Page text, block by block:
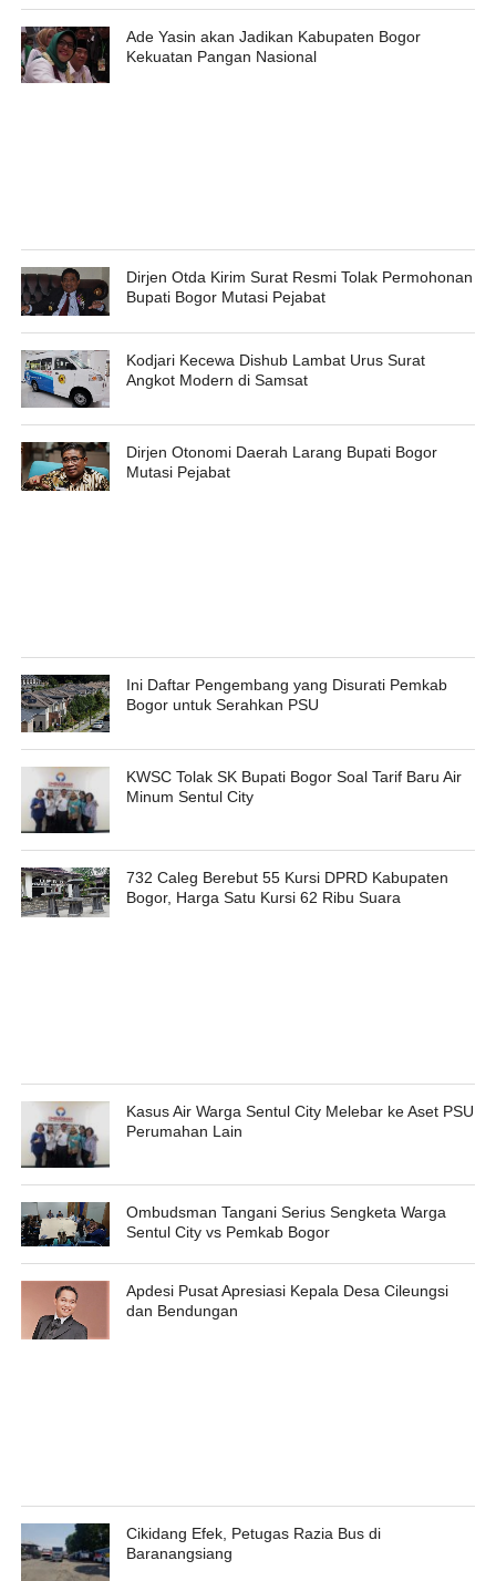
Ade Yasin akan Jadikan Kabupaten Bogor
Kekuatan Pangan Nasional
Dirjen Otda Kirim Surat Resmi Tolak Permohonan
Bupati Bogor Mutasi Pejabat
Kodjari Kecewa Dishub Lambat Urus Surat
Angkot Modern di Samsat
Dirjen Otonomi Daerah Larang Bupati Bogor
Mutasi Pejabat
Ini Daftar Pengembang yang Disurati Pemkab
Bogor untuk Serahkan PSU
KWSC Tolak SK Bupati Bogor Soal Tarif Baru Air
Minum Sentul City
732 Caleg Berebut 55 Kursi DPRD Kabupaten
Bogor, Harga Satu Kursi 62 Ribu Suara
Kasus Air Warga Sentul City Melebar ke Aset PSU
Perumahan Lain
Ombudsman Tangani Serius Sengketa Warga
Sentul City vs Pemkab Bogor
Apdesi Pusat Apresiasi Kepala Desa Cileungsi
dan Bendungan
Cikidang Efek, Petugas Razia Bus di
Baranangsiang